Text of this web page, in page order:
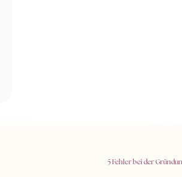
5 Fehler bei der